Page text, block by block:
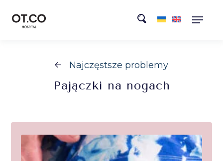
Najczęstsze problemy
Pajączki na nogach